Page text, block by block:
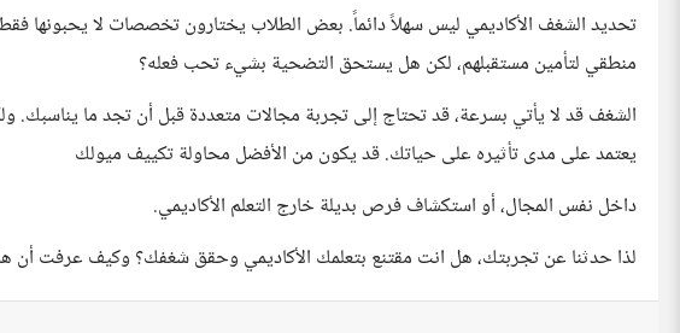
تحديد الشغف الأكاديمي ليس سهلاً دائماً. بعض الطلاب يختارون تخصصات لا يحبونها
منطقي لتأمين مستقبلهم، لكن هل يستحق التضحية بشيء تحب فعله؟
الشغف قد لا يأتي بسرعة، قد تحتاج إلى تجربة مجالات متعددة قبل أن تجد ما يناسبك.
يعتمد على مدى تأثيره على حياتك. قد يكون من الأفضل محاولة تكييف ميولك
داخل نفس المجال، أو استكشاف فرص بديلة خارج التعلم الأكاديمي.
لذا حدثنا عن تجربتك، هل انت مقتنع بتعلمك الأكاديمي وحقق شغفك؟ وكيف عرفت أن